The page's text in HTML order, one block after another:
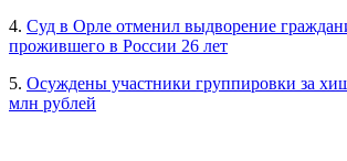
4. Суд в Орле отменил выдворение
прожившего в России 26 лет
5. Осуждены участники группировки за
млн рублей